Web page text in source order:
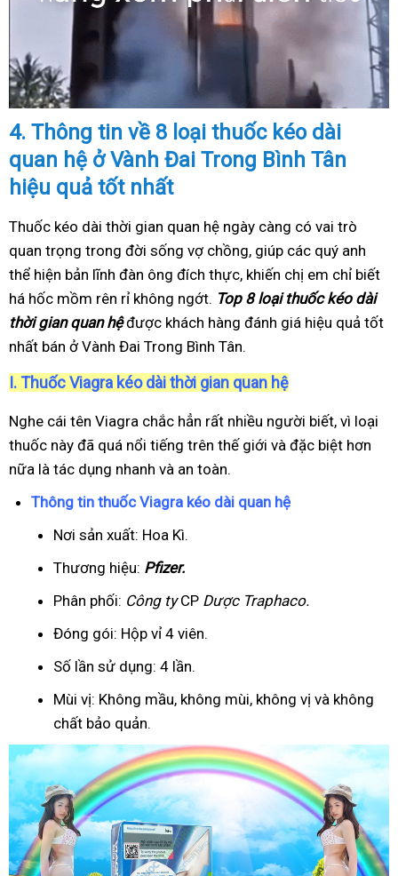
4. Thông tin về 8 loại thuốc kéo dài
quan hệ ở Vành Đai Trong Bình Tân
hiệu quả tốt nhất
Thuốc kéo dài thời gian quan hệ ngày càng có vai trò
quan trọng trong đời sống vợ chồng, giúp các quý anh
thể hiện bản lĩnh đàn ông đích thực, khiến chị em chỉ biết
há hốc mồm rên rỉ không ngớt. Top 8 loại thuốc kéo dài
thời gian quan hệđược khách hàng đánh giá hiệu quả tốt
nhất bán ở Vành Đai Trong Bình Tân.
I. Thuốc Viagra kéo dài thời gian quan hệ
Nghe cái tên Viagra chắc hẳn rất nhiều người biết, vì loại
thuốc này đã quá nổi tiếng trên thế giới và đặc biệt hơn
nữa là tác dụng nhanh và an toàn.
Thông tin thuốc Viagra kéo dài quan hệ
Nơi sản xuất: Hoa Kì.
Thương hiệu: Pfizer.
Phân phối: Công tyCP Dược Traphaco.
Đóng gói: Hộp vỉ 4 viên.
Số lần sử dụng: 4 lần.
Mùi vị: Không mầu, không mùi, không vị và không
chất bảo quản.